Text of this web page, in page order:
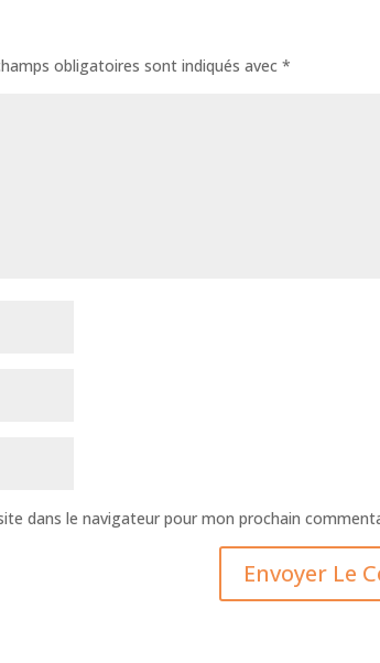
obligatoires sont indiqués avec*
dans le navigateur pour mon prochain